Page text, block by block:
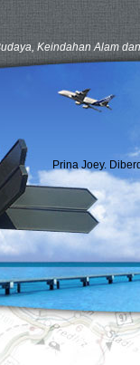
Keindahan Alam
Prina Joey.